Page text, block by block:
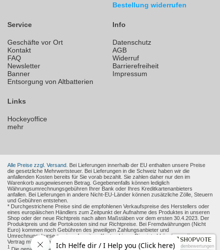
Bestellung widerrufen
Service
Geschäfte vor Ort
Kontakt
FAQ
Newsletter
Banner
Entsorgung von Altbatterien
Info
Datenschutz
AGB
Widerruf
Barrierefreiheit
Impressum
Links
Hockeyoffice
mehr
Alle Preise zzgl. Versand. Bei Lieferungen innerhalb der EU enthalten unsere Preise
die gesetzliche Mehrwertsteuer. Bei Lieferungen in die Schweiz haben wir die
anfallenden Kosten bereits für Sie vorab bezahlt. Sie zahlen daher nur den im
Warenkorb ausgewiesenen Betrag. Gegebenenfalls können lediglich
Währungsumrechnungsgebühren Ihrer Bank oder Ihres Kreditkartenanbieters
anfallen. Bei Lieferungen in andere Nicht-EU-Länder können zusätzliche Zölle, Steuern
und Gebühren entstehen.
* Durchgestrichene Preise sind die empfohlenen Verkaufspreise des Herstellers oder
eines europäischen Händlers zum Zeitpunkt der Aufnahme des Produktes in unseren
Shop oder der neue Richtpreis nach alten Maßstäben vor dem ersten 30.4.2023. Der
Produktpreis und die Portokosten sind nur Richtpreise. Bei Fremdwährungen (Nicht
Euro) kommen noch Gebühren des jeweiligen Zahlungsanbieter und
Umrechnungskurse sowie ggf. weitere Kosten hinzu. Dies ist abhängig von Ihren
Vertrag mit den Zahlungsanbieter.
1 Die genaue Höhe des Rabattes wird Ihnen auf der Produkt-Seite und im Warenkorb
Kundenbewertungen